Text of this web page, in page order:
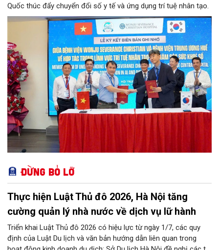
Quốc thúc đẩy chuyển đổi số y tế và ứng dụng trí tuệ nhân tạo.
Đừng bỏ lỡ
Thực hiện Luật Thủ đô 2026, Hà Nội tăng
cường quản lý nhà nước về dịch vụ lữ hành
Triển khai Luật Thủ đô 2026 có hiệu lực từ ngày 1/7, các quy
định của Luật Du lịch và văn bản hướng dẫn liên quan trong